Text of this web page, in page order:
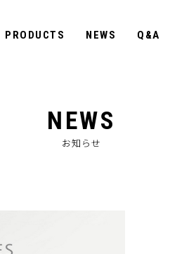
PRODUCTS NEWS Q&A
NEWS
お知らせ